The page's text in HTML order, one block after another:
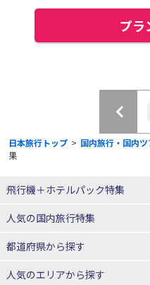
プラ
日本旅行トップ > 国内旅行・国内ツ
果
飛行機＋ホテルパック特集
赤い風船ダイナミックパッケージ
人気の国内旅行特集
東京ディズニーリゾート®への旅
都道府県から探す
人気のエリアから探す